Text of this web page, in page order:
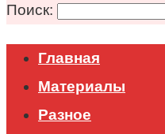
Поиск:
Главная
Материалы
Разное